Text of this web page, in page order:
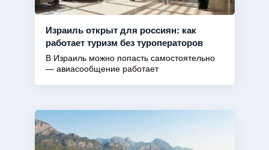
Израиль открыт для россиян: как
работает туризм без туроператоров
В Израиль можно попасть самостоятельно
— авиасообщение работает